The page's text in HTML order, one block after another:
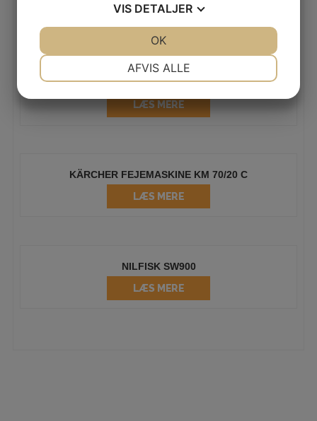
LÆS MERE
NILFISK SW200/SW250
LÆS MERE
KÄRCHER FEJEMASKINE KM 70/20 C
LÆS MERE
NILFISK SW900
LÆS MERE
VIS DETALJER
AFVIS ALLE
OK